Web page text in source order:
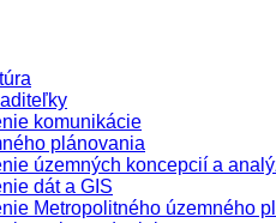
komunikácie
plánovania
územných koncepcií a
dát a GIS
Metropolitného územného